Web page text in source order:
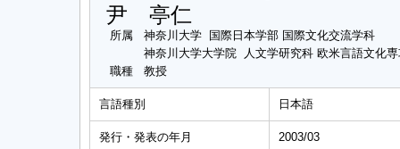
尹 亭仁
所属
神奈川大学 国際日本学部 国際文化交流学科
神奈川大学大学院 人文学研究科 欧米言語文化
職種
教授
言語種別 日本語
発行・発表の年月 2003/03